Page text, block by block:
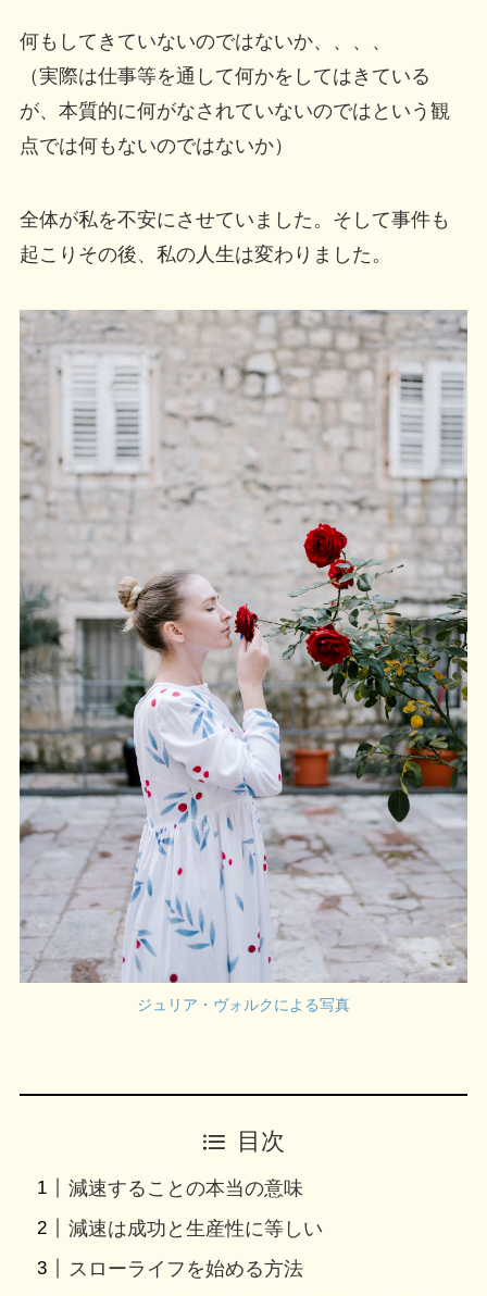
何もしてきていないのではないか、、、、
（実際は仕事等を通して何かをしてはきている
が、本質的に何がなされていないのではという観
点では何もないのではないか）
全体が私を不安にさせていました。そして事件も
起こりその後、私の人生は変わりました。
ジュリア・ヴォルクによる写真
目次
減速することの本当の意味
減速は成功と生産性に等しい
スローライフを始める方法